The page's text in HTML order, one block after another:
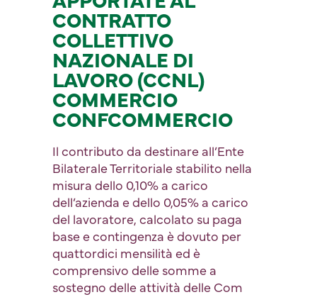
CONTRATTO
COLLETTIVO
NAZIONALE DI
LAVORO (CCNL)
COMMERCIO
CONFCOMMERCIO
Il contributo da destinare all’Ente
Bilaterale Territoriale stabilito nella
misura dello 0,10% a carico
dell’azienda e dello 0,05% a carico
del lavoratore, calcolato su paga
base e contingenza è dovuto per
quattordici mensilità ed è
comprensivo delle somme a
sostegno delle attività delle Com